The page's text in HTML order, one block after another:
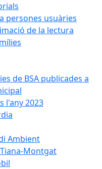
persones usuàries
de la lectura
de BSA publicades a
l'any 2023
Ambient
Montgat